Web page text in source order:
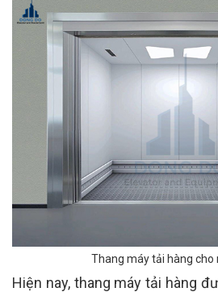
Thang máy tải hàng cho
Hiện nay, thang máy tải hàng